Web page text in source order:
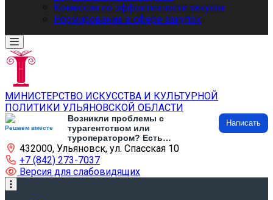
Комиссия по эффективности закупок
Нормирование в сфере закупок
МИНИСТЕРСТВО ИСКУССТВА И КУЛЬТУРНОЙ
ПОЛИТИКИ УЛЬЯНОВСКОЙ ОБЛАСТИ
Решаем вместе
Возникли проблемы с
турагентством или
туроператором? Есть
предложения по развитию
туризма и туристической
инфраструктуры? Напишите об
этом
Написать
432000, Ульяновск, ул. Спасская 10
+7 (842) 273-7037
Версия для слабовидящих